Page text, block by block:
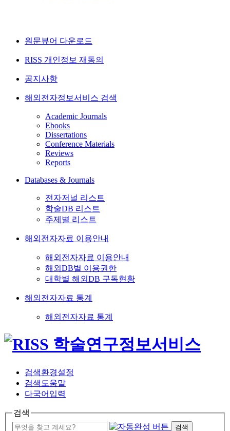
원문뷰어 다운로드
RISS 개인정보 재동의
공지사항
해외전자정보서비스 검색
Academic Journals
Ebooks
Dissertations
Conference Materials
Reviews
Reports
Databases & Journals
전자저널 리스트
학술DB 리스트
주제별 리스트
해외전자자료 이용안내
해외전자자료 이용안내
해외DB별 이용권한
대학별 해외DB 구독현황
해외전자자료 통계
해외전자자료 통계
검색환경설정
검색도움말
다국어입력
검색
검색